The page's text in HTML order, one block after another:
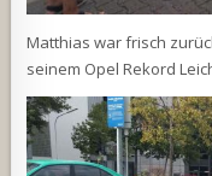
Matthias war frisch
seinem Opel Rekord